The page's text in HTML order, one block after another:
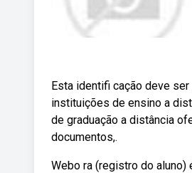
Esta identifi cação deve
instituições de ensino a
de graduação a distância
documentos,.
Webo ra (registro do